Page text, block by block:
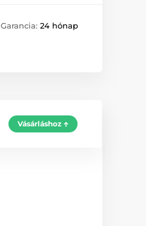
Garancia: 24 hónap
Vásárláshoz